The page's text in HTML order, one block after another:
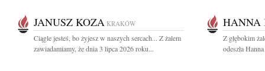
JANUSZ KOZA KRAKÓW
Ciągle jesteś, bo żyjesz w naszych sercach... Z żalem
zawiadamiamy, że dnia 3 lipca 2026 roku...
HANNA
Z głębokim
odeszła